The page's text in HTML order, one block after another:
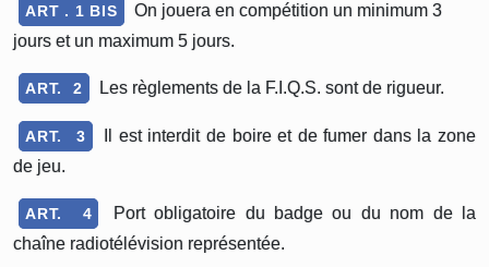
ART . 1 BIS
On jouera en compétition un minimum 3
jours et un maximum 5 jours.
ART. 2 Les règlements de la F.I.Q.S. sont de rigueur.
ART. 3
Il est interdit de boire et de fumer dans la zone
de jeu.
ART. 4
Port obligatoire du badge ou du nom de la
chaîne radiotélévision représentée.